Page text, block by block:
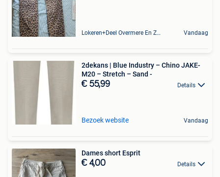
Lokeren+Deel Overmere En Zele Vandaag
2dekans | Blue Industry – Chino JAKE-
M20 – Stretch – Sand -
€ 55,99 Details
Bezoek website Vandaag
Dames short Esprit
€ 4,00 Details